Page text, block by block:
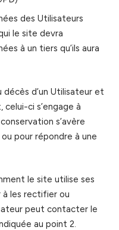
des Utilisateurs
le site devra
à un tiers qu’ils aura
décès d’un Utilisateur et
ci s’engage à
s’avère
pour répondre à une
le site utilise ses
à les rectifier ou
peut contacter le
au point 2.